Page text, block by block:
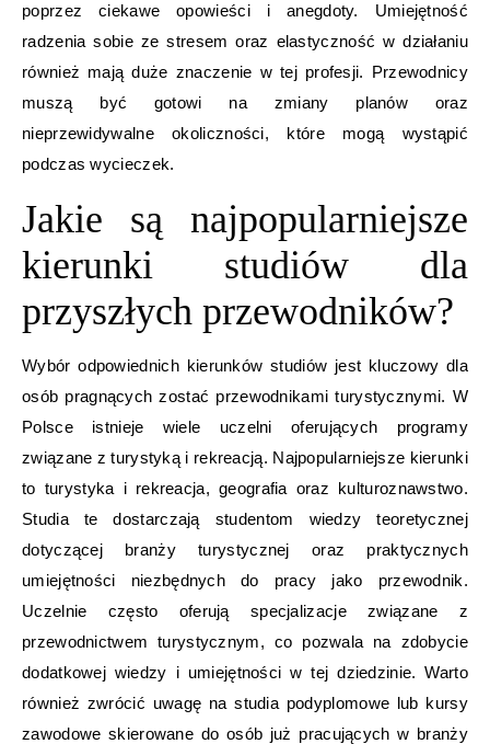
poprzez ciekawe opowieści i anegdoty. Umiejętność
radzenia sobie ze stresem oraz elastyczność w działaniu
również mają duże znaczenie w tej profesji. Przewodnicy
muszą być gotowi na zmiany planów oraz
nieprzewidywalne okoliczności, które mogą wystąpić
podczas wycieczek.
Jakie są najpopularniejsze
kierunki studiów dla
przyszłych przewodników?
Wybór odpowiednich kierunków studiów jest kluczowy dla
osób pragnących zostać przewodnikami turystycznymi. W
Polsce istnieje wiele uczelni oferujących programy
związane z turystyką i rekreacją. Najpopularniejsze kierunki
to turystyka i rekreacja, geografia oraz kulturoznawstwo.
Studia te dostarczają studentom wiedzy teoretycznej
dotyczącej branży turystycznej oraz praktycznych
umiejętności niezbędnych do pracy jako przewodnik.
Uczelnie często oferują specjalizacje związane z
przewodnictwem turystycznym, co pozwala na zdobycie
dodatkowej wiedzy i umiejętności w tej dziedzinie. Warto
również zwrócić uwagę na studia podyplomowe lub kursy
zawodowe skierowane do osób już pracujących w branży